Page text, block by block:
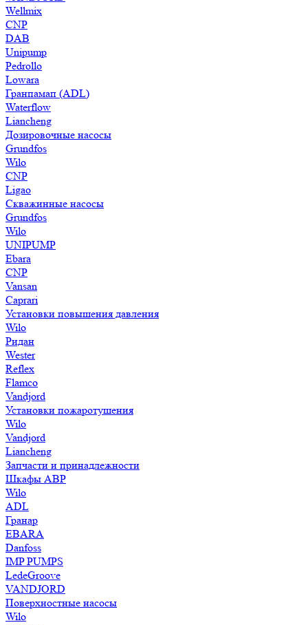
Wellmix
CNP
DAB
Unipump
Pedrollo
Lowara
Гранпамап (ADL)
Waterflow
Liancheng
Дозировочные насосы
Grundfos
Wilo
CNP
Ligao
Скважинные насосы
Grundfos
Wilo
UNIPUMP
Ebara
CNP
Vansan
Caprari
Установки повышения давления
Wilo
Ридан
Wester
Reflex
Flamco
Vandjord
Установки пожаротушения
Wilo
Vandjord
Liancheng
Запчасти и принадлежности
Шкафы АВР
Wilo
ADL
Гранар
EBARA
Danfoss
IMP PUMPS
LedeGroove
VANDJORD
Поверхностные насосы
Wilo